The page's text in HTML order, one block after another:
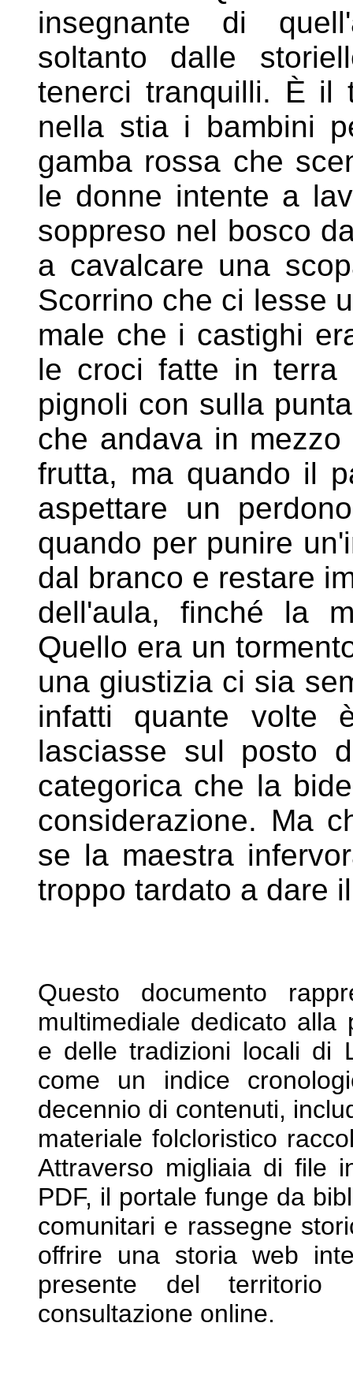
insegnante di
soltanto dalle
tenerci tranquilli. È il
nella stia i bambini
gamba rossa che
le donne intente a
soppreso nel bosco
a cavalcare una
Scorrino che ci lesse
male che i castighi
le croci fatte in terra
pignoli con sulla
che andava in
frutta, ma quando il
aspettare un
quando per punire
dal branco e restare
dell'aula, finché la
Quello era un
una giustizia ci sia
infatti quante volte
lasciasse sul posto
categorica che la
considerazione. Ma
se la maestra
troppo tardato a dare
Questo documento
multimediale dedicato alla
e delle tradizioni locali di
come un indice
decennio di contenuti,
materiale folcloristico
Attraverso migliaia di file
PDF, il portale funge da
comunitari e rassegne
offrire una storia web
presente del territorio
consultazione online.